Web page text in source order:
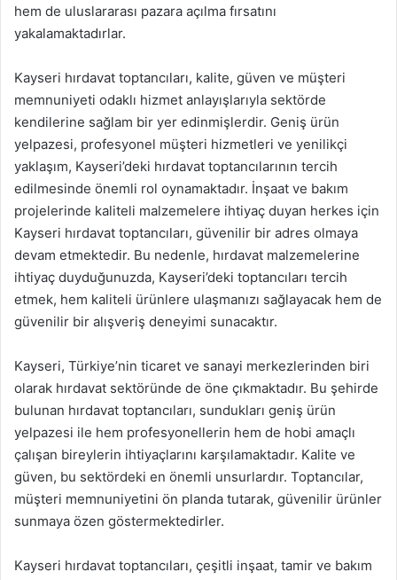
hem de uluslararası pazara açılma fırsatını
yakalamaktadırlar.
Kayseri hırdavat toptancıları, kalite, güven ve müşteri
memnuniyeti odaklı hizmet anlayışlarıyla sektörde
kendilerine sağlam bir yer edinmişlerdir. Geniş ürün
yelpazesi, profesyonel müşteri hizmetleri ve yenilikçi
yaklaşım, Kayseri’deki hırdavat toptancılarının tercih
edilmesinde önemli rol oynamaktadır. İnşaat ve bakım
projelerinde kaliteli malzemelere ihtiyaç duyan herkes için
Kayseri hırdavat toptancıları, güvenilir bir adres olmaya
devam etmektedir. Bu nedenle, hırdavat malzemelerine
ihtiyaç duyduğunuzda, Kayseri’deki toptancıları tercih
etmek, hem kaliteli ürünlere ulaşmanızı sağlayacak hem de
güvenilir bir alışveriş deneyimi sunacaktır.
Kayseri, Türkiye’nin ticaret ve sanayi merkezlerinden biri
olarak hırdavat sektöründe de öne çıkmaktadır. Bu şehirde
bulunan hırdavat toptancıları, sundukları geniş ürün
yelpazesi ile hem profesyonellerin hem de hobi amaçlı
çalışan bireylerin ihtiyaçlarını karşılamaktadır. Kalite ve
güven, bu sektördeki en önemli unsurlardır. Toptancılar,
müşteri memnuniyetini ön planda tutarak, güvenilir ürünler
sunmaya özen göstermektedirler.
Kayseri hırdavat toptancıları, çeşitli inşaat, tamir ve bakım